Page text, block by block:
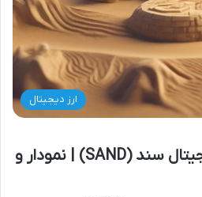
ارز دیجیتال
قیمت لحظه ای ارز دیجیتال سند (SAND) | نمودار و